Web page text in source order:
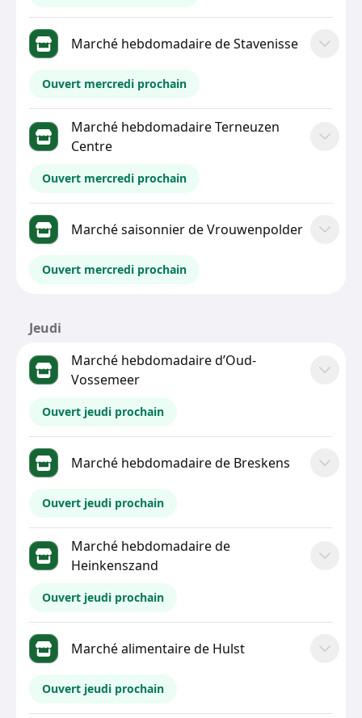
Marché hebdomadaire de Stavenisse
Ouvert mercredi prochain
Marché hebdomadaire Terneuzen
Centre
Ouvert mercredi prochain
Marché saisonnier de Vrouwenpolder
Ouvert mercredi prochain
Jeudi
Marché hebdomadaire d’Oud-
Vossemeer
Ouvert jeudi prochain
Marché hebdomadaire de Breskens
Ouvert jeudi prochain
Marché hebdomadaire de
Heinkenszand
Ouvert jeudi prochain
Marché alimentaire de Hulst
Ouvert jeudi prochain